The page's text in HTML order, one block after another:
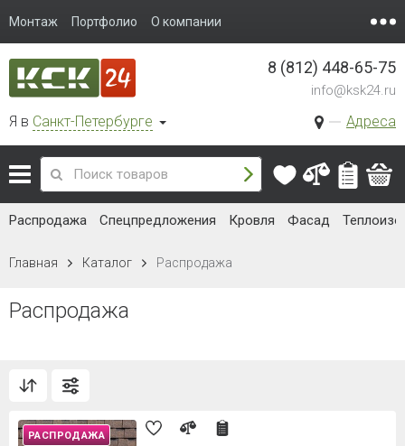
Монтаж Портфолио О компании
Я в Санкт-Петербурге Адреса
8 (812) 448-65-75
info@ksk24.ru
Распродажа Спецпредложения Кровля Фасад
Главная Каталог Распродажа
Распродажа
РАСПРОДАЖА